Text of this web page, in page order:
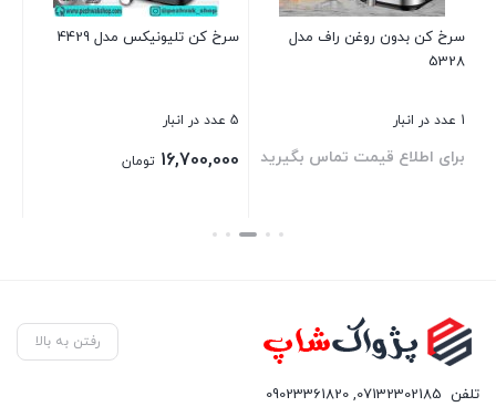
سرخ کن بدون روغن راف مدل
5328
1 عدد در انبار
برای اطلاع قیمت تماس بگیرید
سرخ کن تلیونیکس مدل 4429
5 عدد در انبار
16,700,000 تومان
بستن
رفتن به بالا
تلفن 07132302185
,
09023361820